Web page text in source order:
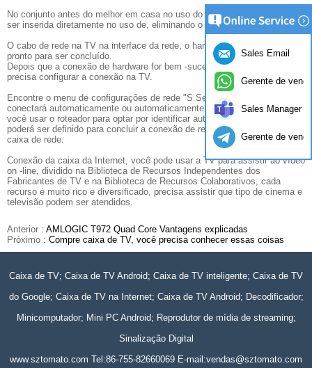
No conjunto antes do melhor em casa no uso do roteador, a rede pode
ser inserida diretamente no uso de, eliminando o problema de discar.
O cabo de rede na TV na interface da rede, o hardware da rede de TV
pronto para ser concluído.
Depois que a conexão de hardware for bem -sucedida, você também
precisa configurar a conexão na TV.
Encontre o menu de configurações de rede "S Selecione o pop-up
conectará automaticamente ou automaticamente os itens de rede. Se
você usar o roteador para optar por identificar automaticamente o IP,
poderá ser definido para concluir a conexão de rede, você pode usar a
caixa de rede.
Conexão da caixa da Internet, você pode usar a TV para assistir ao vídeo
on -line, dividido na Biblioteca de Recursos Independentes dos
Fabricantes de TV e na Biblioteca de Recursos Colaborativos, cada
recurso é muito rico e diversificado, precisa assistir que tipo de cinema e
televisão podem ser atendidos.
Anterior : AMLOGIC T972 Quad Core Vantagens explicadas
Próximo : Compre caixa de TV, você precisa conhecer essas coisas
Caixa de TV; Caixa de TV Android; Caixa de TV inteligente; Caixa de TV
do Google; Caixa de TV na Internet; Caixa de TV Android; Decodificador;
Minicomputador; Mini PC Android; Reprodutor de mídia de streaming;
Sinalização Digital
www.sztomato.com Tel:86-755-82660069 E-mail:vendas@sztomato.com
Sales Email
Gerente de
Sales Manager
Gerente de